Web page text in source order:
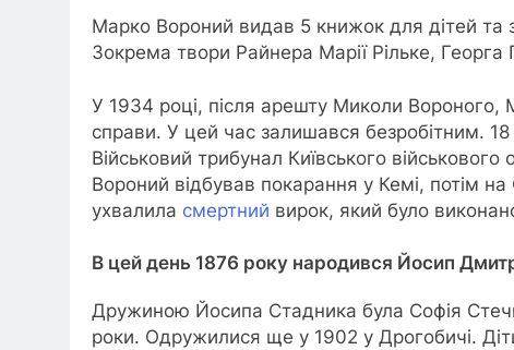
Марко Вороний видав 5 книжок для дітей та
Зокрема твори Райнера Марії Рільке,
У 1934 році, після арешту Миколи Вороного,
справи. У цей час залишався безробітним.
Військовий трибунал Київського
Вороний відбував покарання у Кемі, потім
ухвалила смертний вирок, який було
В цей день 1876 року народився Йосип
Дружиною Йосипа Стадника була Софія
роки. Одружилися ще у 1902 у Дрогобичі.